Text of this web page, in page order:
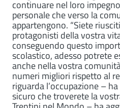
continuare nel loro
personale che verso la
appartengono. “Siete
protagonisti della vostra
conseguendo questo
scolastico, adesso potrete
anche nella vostra
numeri migliori rispetto al
riguarda l’occupazione –
sicuro che troverete la